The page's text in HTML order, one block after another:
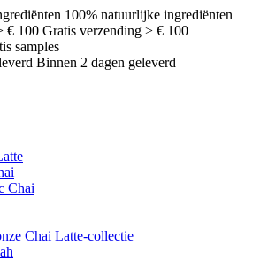
100% natuurlijke ingrediënten
Gratis verzending > € 100
samples
Binnen 2 dagen geleverd
Chai
Chai Latte-collectie